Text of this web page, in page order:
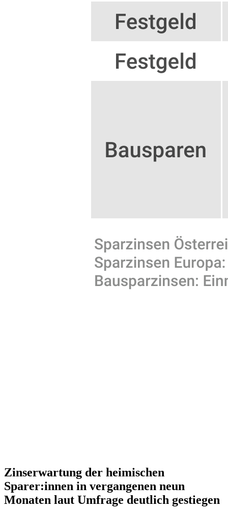
Zinserwartung der heimischen
Sparer:innen in vergangenen neun
Monaten laut Umfrage deutlich gestiegen